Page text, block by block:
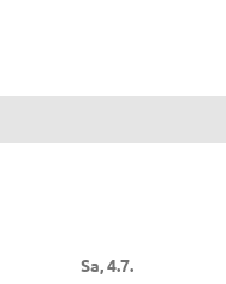
Sa, 4.7.